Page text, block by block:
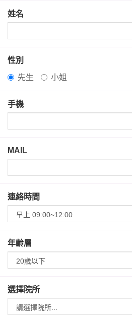
姓名
性別
先生
小姐
手機
MAIL
連絡時間
年齡層
選擇院所